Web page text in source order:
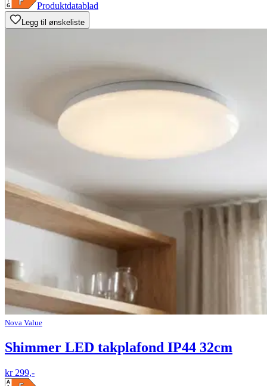
Produktdatablad
Legg til ønskeliste
Nova Value
Shimmer LED takplafond IP44 32cm
kr 299,-